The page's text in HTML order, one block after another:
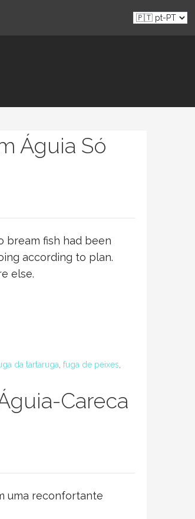
Águia Só
bream fish had been
according to plan.
else.
da tartaruga fuga de peixes
Careca
uma reconfortante